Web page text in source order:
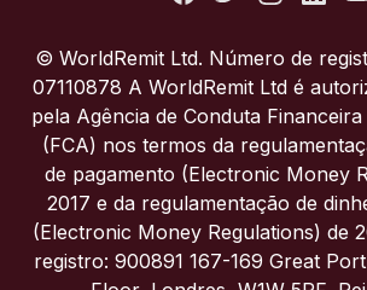
Itália
Portugal
Reino Unido
© WorldRemit Ltd. Número de
07110878 A WorldRemit Ltd é
pela Agência de Conduta
(FCA) nos termos da
de pagamento (Electronic Money
2017 e da regulamentação de
(Electronic Money Regulations) de
registro: 900891 167-169 Great